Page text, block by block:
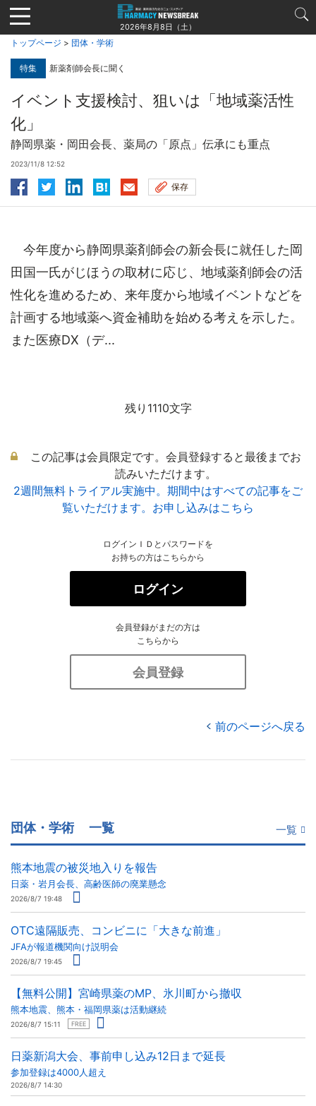
Jump
to
navigation
2026年8月8日（土）
トップページ > 団体・学術
特集 新薬剤師会長に聞く
イベント支援検討、狙いは「地域薬活性
化」
静岡県薬・岡田会長、薬局の「原点」伝承にも重点
2023/11/8 12:52
保存
今年度から静岡県薬剤師会の新会長に就任した岡
田国一氏がじほうの取材に応じ、地域薬剤師会の活
性化を進めるため、来年度から地域イベントなどを
計画する地域薬へ資金補助を始める考えを示した。
また医療DX（デ...
残り1110文字
この記事は会員限定です。会員登録すると最後までお
読みいただけます。
2週間無料トライアル実施中。期間中はすべての記事をご
覧いただけます。お申し込みはこちら
ログインＩＤとパスワードを
お持ちの方はこちらから
ログイン
会員登録がまだの方は
こちらから
会員登録
前のページへ戻る
団体・学術 一覧 一覧
熊本地震の被災地入りを報告
日薬・岩月会長、高齢医師の廃業懸念
2026/8/7 19:48
OTC遠隔販売、コンビニに「大きな前進」
JFAが報道機関向け説明会
2026/8/7 19:45
【無料公開】宮崎県薬のMP、氷川町から撤収
熊本地震、熊本・福岡県薬は活動継続
2026/8/7 15:11 FREE
日薬新潟大会、事前申し込み12日まで延長
参加登録は4000人超え
2026/8/7 14:30